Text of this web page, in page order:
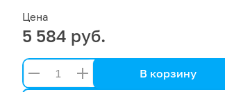
Цена
5 584 руб.
В корзину